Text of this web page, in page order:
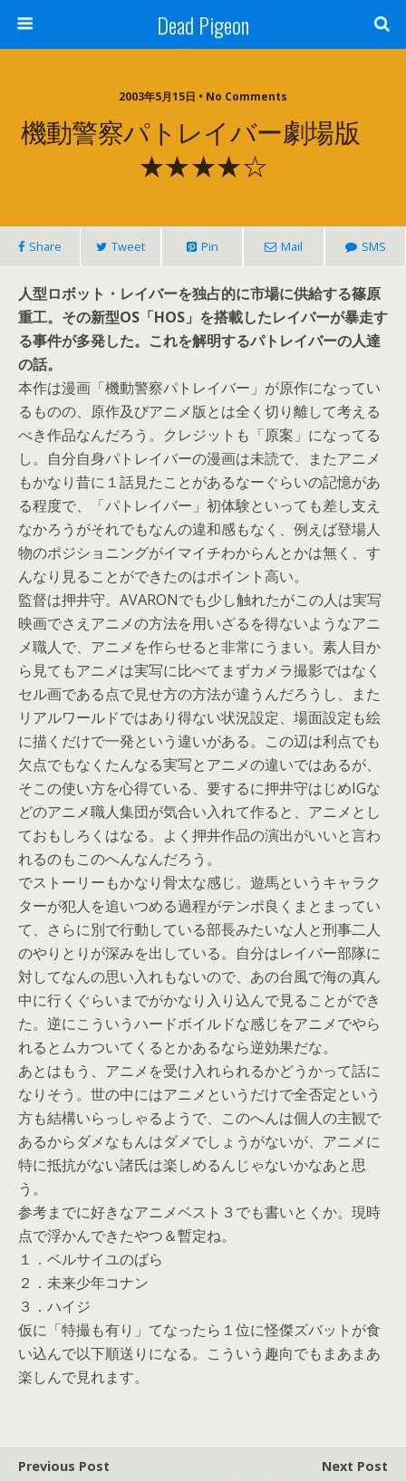
Dead Pigeon
2003年5月15日 • No Comments
機動警察パトレイバー劇場版
★★★★☆
Share Tweet Pin Mail SMS
人型ロボット・レイバーを独占的に市場に供給する篠原
重工。その新型OS「HOS」を搭載したレイバーが暴走す
る事件が多発した。これを解明するパトレイバーの人達
の話。
本作は漫画「機動警察パトレイバー」が原作になってい
るものの、原作及びアニメ版とは全く切り離して考える
べき作品なんだろう。クレジットも「原案」になってる
し。自分自身パトレイバーの漫画は未読で、またアニメ
もかなり昔に１話見たことがあるなーぐらいの記憶があ
る程度で、「パトレイバー」初体験といっても差し支え
なかろうがそれでもなんの違和感もなく、例えば登場人
物のポジショニングがイマイチわからんとかは無く、す
んなり見ることができたのはポイント高い。
監督は押井守。AVARONでも少し触れたがこの人は実写
映画でさえアニメの方法を用いざるを得ないようなアニ
メ職人で、アニメを作らせると非常にうまい。素人目か
ら見てもアニメは実写に比べてまずカメラ撮影ではなく
セル画である点で見せ方の方法が違うんだろうし、また
リアルワールドではあり得ない状況設定、場面設定も絵
に描くだけで一発という違いがある。この辺は利点でも
欠点でもなくたんなる実写とアニメの違いではあるが、
そこの使い方を心得ている、要するに押井守はじめIGな
どのアニメ職人集団が気合い入れて作ると、アニメとし
ておもしろくはなる。よく押井作品の演出がいいと言わ
れるのもこのへんなんだろう。
でストーリーもかなり骨太な感じ。遊馬というキャラク
ターが犯人を追いつめる過程がテンポ良くまとまってい
て、さらに別で行動している部長みたいな人と刑事二人
のやりとりが深みを出している。自分はレイバー部隊に
対してなんの思い入れもないので、あの台風で海の真ん
中に行くぐらいまでがかなり入り込んで見ることができ
た。逆にこういうハードボイルドな感じをアニメでやら
れるとムカついてくるとかあるなら逆効果だな。
あとはもう、アニメを受け入れられるかどうかって話に
なりそう。世の中にはアニメというだけで全否定という
方も結構いらっしゃるようで、このへんは個人の主観で
あるからダメなもんはダメでしょうがないが、アニメに
特に抵抗がない諸氏は楽しめるんじゃないかなあと思
う。
参考までに好きなアニメベスト３でも書いとくか。現時
点で浮かんできたやつ＆暫定ね。
１．ベルサイユのばら
２．未来少年コナン
３．ハイジ
仮に「特撮も有り」てなったら１位に怪傑ズバットが食
い込んで以下順送りになる。こういう趣向でもまあまあ
楽しんで見れます。
Previous Post
Next Post